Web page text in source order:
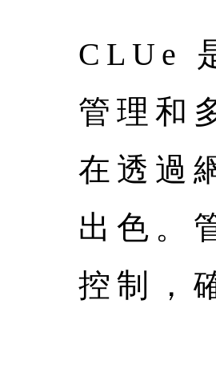
CLUe
管理和
在透過
出色。
控制，